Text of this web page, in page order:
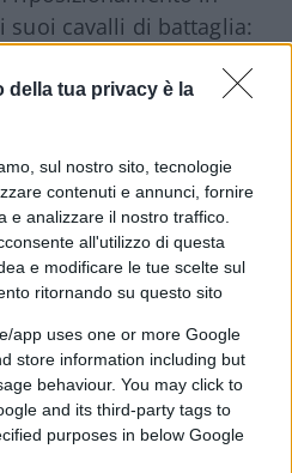
della tua privacy è la
sul nostro sito, tecnologie
contenuti e annunci, fornire
e analizzare il nostro traffico.
all'utilizzo di questa
e modificare le tue scelte sul
ritornando su questo sito
app uses one or more Google
store information including but
behaviour. You may click to
and its third-party tags to
purposes in below Google
suoi cavalli di battaglia:
grandi vincitori, ora
sconfitti di queste
centrosinistra italiano
queste elezioni,
storico negativo, del
come responsabile il
storia del
infatti, non contento
ha annunciato le sue
guida del Partito